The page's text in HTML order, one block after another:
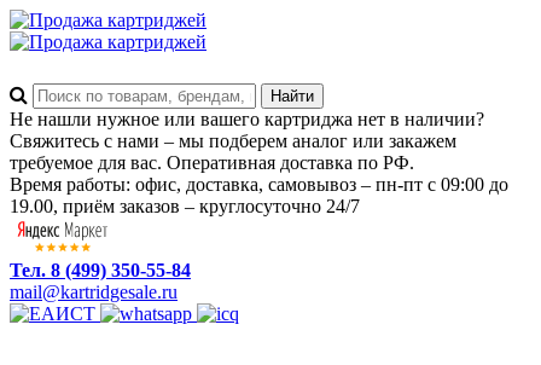
Не нашли нужное или вашего картриджа нет в наличии?
Свяжитесь с нами – мы подберем аналог или закажем
требуемое для вас. Оперативная доставка по РФ.
Время работы: офис, доставка, самовывоз – пн-пт с 09:00 до
19.00, приём заказов – круглосуточно 24/7
Тел. 8 (499) 350-55-84
mail@kartridgesale.ru